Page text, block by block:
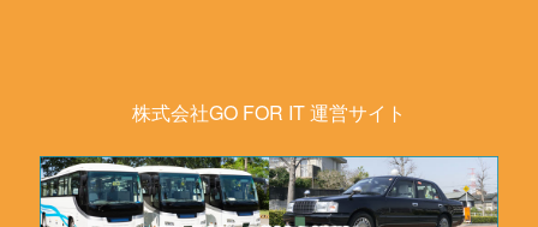
株式会社GO FOR IT 運営サイト